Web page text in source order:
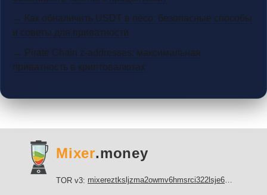
→ Как обналичить USDT в песо: безопасные способы
и советы для приватности
→ Pirate Chain z-addresses: максимальная
приватность в криптовалютах
Mixer.money
TOR v3: mixereztksljzma2owmv6hmsrci322lsje6m3svicoddk3xbgvhd2fid.onion